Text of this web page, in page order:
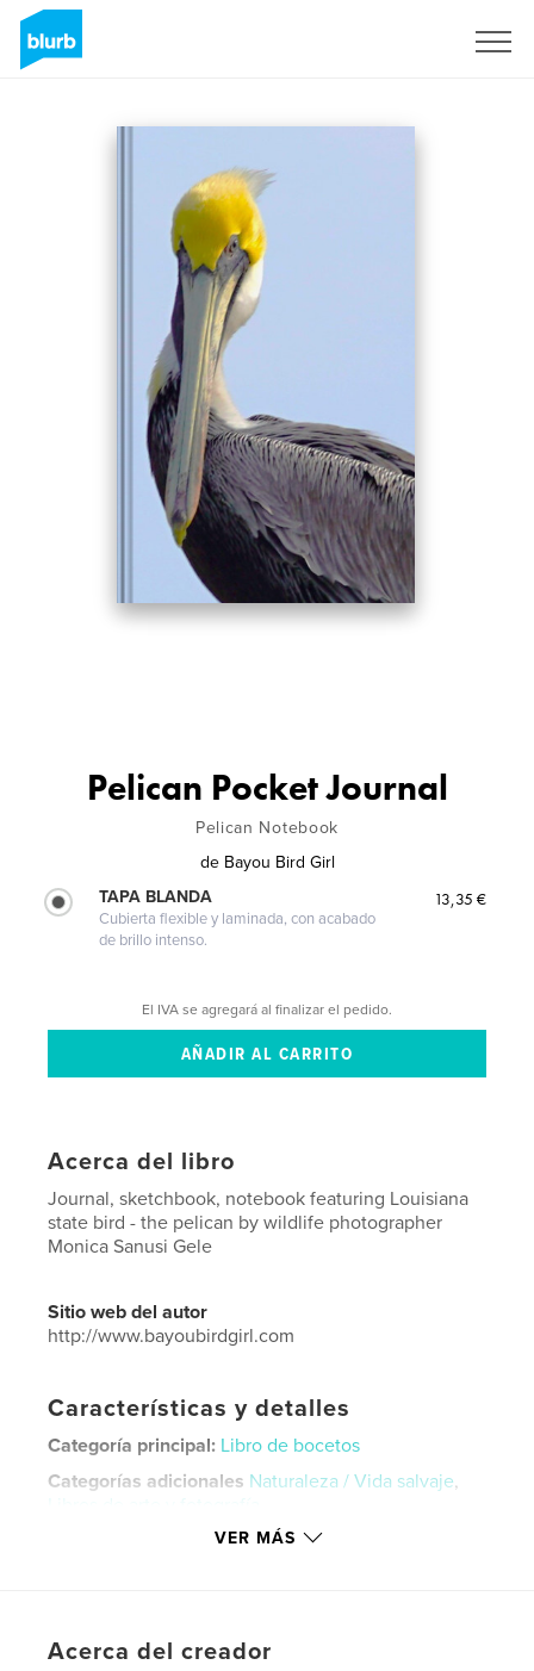
Pelican Pocket Journal
Pelican Notebook
de Bayou Bird Girl
TAPA BLANDA
Cubierta flexible y laminada, con acabado
de brillo intenso.
13,35 €
El IVA se agregará al finalizar el pedido.
Acerca del libro
Journal, sketchbook, notebook featuring Louisiana
state bird - the pelican by wildlife photographer
Monica Sanusi Gele
Sitio web del autor
http://www.bayoubirdgirl.com
Características y detalles
Categoría principal: Libro de bocetos
Categorías adicionales Naturaleza / Vida salvaje,
Libros de arte y fotografía
13×20 cm
Fecha de publicación:ago. 21, 2024
VER MÁS
Acerca del creador